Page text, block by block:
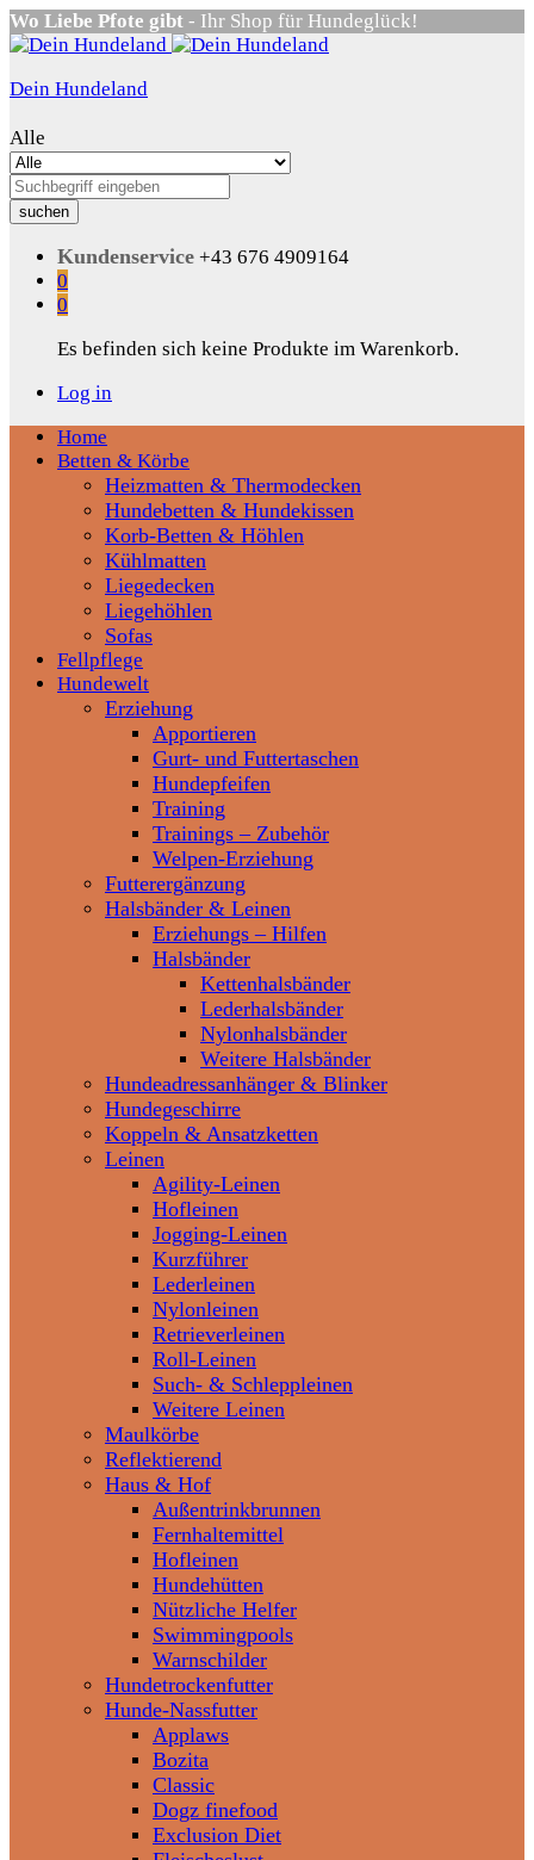
Wo Liebe Pfote gibt - Ihr Shop für Hundeglück!
Dein Hundeland
Alle
suchen
Kundenservice +43 676 4909164
0
0
Es befinden sich keine Produkte im Warenkorb.
Log in
Home
Betten & Körbe
Heizmatten & Thermodecken
Hundebetten & Hundekissen
Korb-Betten & Höhlen
Kühlmatten
Liegedecken
Liegehöhlen
Sofas
Fellpflege
Hundewelt
Erziehung
Apportieren
Gurt- und Futtertaschen
Hundepfeifen
Training
Trainings – Zubehör
Welpen-Erziehung
Futterergänzung
Halsbänder & Leinen
Erziehungs – Hilfen
Halsbänder
Kettenhalsbänder
Lederhalsbänder
Nylonhalsbänder
Weitere Halsbänder
Hundeadressanhänger & Blinker
Hundegeschirre
Koppeln & Ansatzketten
Leinen
Agility-Leinen
Hofleinen
Jogging-Leinen
Kurzführer
Lederleinen
Nylonleinen
Retrieverleinen
Roll-Leinen
Such- & Schleppleinen
Weitere Leinen
Maulkörbe
Reflektierend
Haus & Hof
Außentrinkbrunnen
Fernhaltemittel
Hofleinen
Hundehütten
Nützliche Helfer
Swimmingpools
Warnschilder
Hundetrockenfutter
Hunde-Nassfutter
Applaws
Bozita
Classic
Dogz finefood
Exclusion Diet